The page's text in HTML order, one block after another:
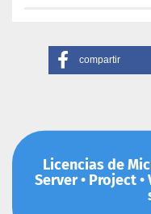
compartir
Licencias de
Server • Project